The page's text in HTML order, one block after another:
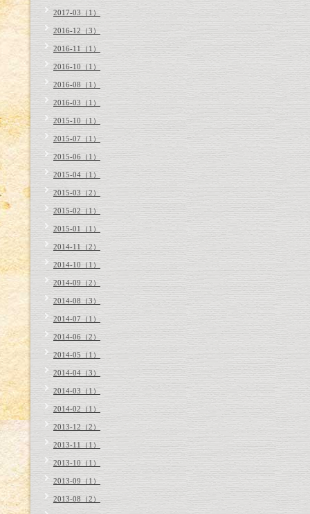
2017-03（1）
2016-12（3）
2016-11（1）
2016-10（1）
2016-08（1）
2016-03（1）
2015-10（1）
2015-07（1）
2015-06（1）
2015-04（1）
2015-03（2）
2015-02（1）
2015-01（1）
2014-11（2）
2014-10（1）
2014-09（2）
2014-08（3）
2014-07（1）
2014-06（2）
2014-05（1）
2014-04（3）
2014-03（1）
2014-02（1）
2013-12（2）
2013-11（1）
2013-10（1）
2013-09（1）
2013-08（2）